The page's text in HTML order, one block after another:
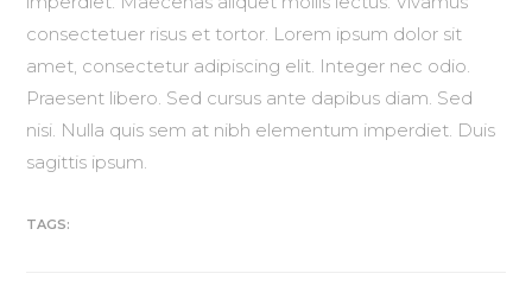
consectetuer risus et tortor. Lorem ipsum dolor sit
amet, consectetur adipiscing elit. Integer nec odio.
Praesent libero. Sed cursus ante dapibus diam. Sed
nisi. Nulla quis sem at nibh elementum imperdiet. Duis
sagittis ipsum.
TAGS: